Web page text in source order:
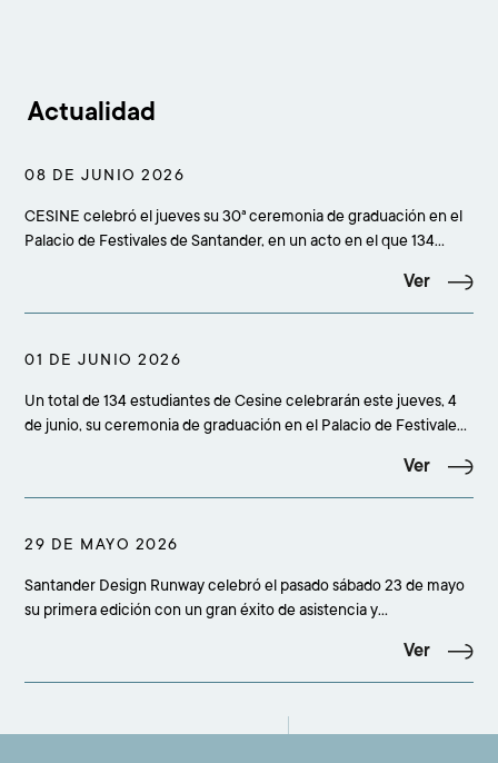
Actualidad
08 DE JUNIO 2026
CESINE celebró el jueves su 30ª ceremonia de graduación en el
Palacio de Festivales de Santander, en un acto en el que 134
más de 500 personas entre alumnado, familiares, amigos,
profesorado, equipo académico, staff y rep
Ver
01 DE JUNIO 2026
Un total de 134 estudiantes de Cesine celebrarán este jueves, 4
de junio, su ceremonia de graduación en el Palacio de Festivales
reunirá a más de 500 personas entre alumnado, familiares,
amigos, profesorado, equipo académico
Ver
29 DE MAYO 2026
Santander Design Runway celebró el pasado sábado 23 de mayo
su primera edición con un gran éxito de asistencia y
concesionario Adarsa Mercedes-Benz de Santander. La cita
confirmó el interés creciente por la moda emergente y cons
Ver